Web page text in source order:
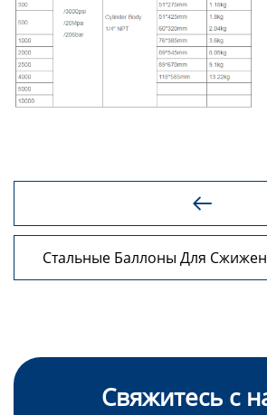

Стальные Баллоны Для
Для Отбора Проб Сжиженного
Свяжитесь с